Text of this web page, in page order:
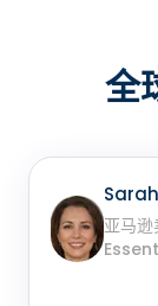
全
亚马